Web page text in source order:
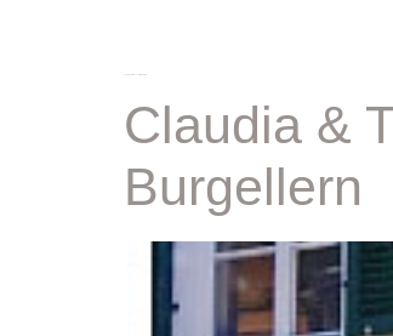
Claudia &
Burgellern